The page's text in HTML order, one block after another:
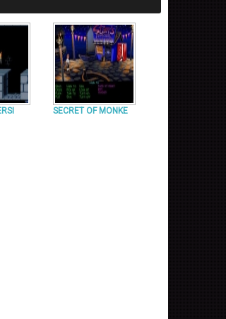
SECRET OF MONKE